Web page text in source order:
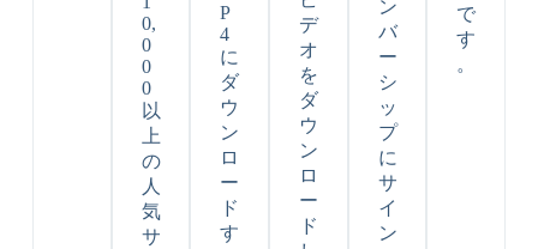
0,
0
0
0
以
上
の
人
気
サ
P
4
に
ダ
ウ
ン
ロ
ー
ド
す
デ
オ
を
ダ
ウ
ン
ロ
ー
ド
ン
バ
ー
シ
ッ
プ
に
サ
イ
ン
で
す
。